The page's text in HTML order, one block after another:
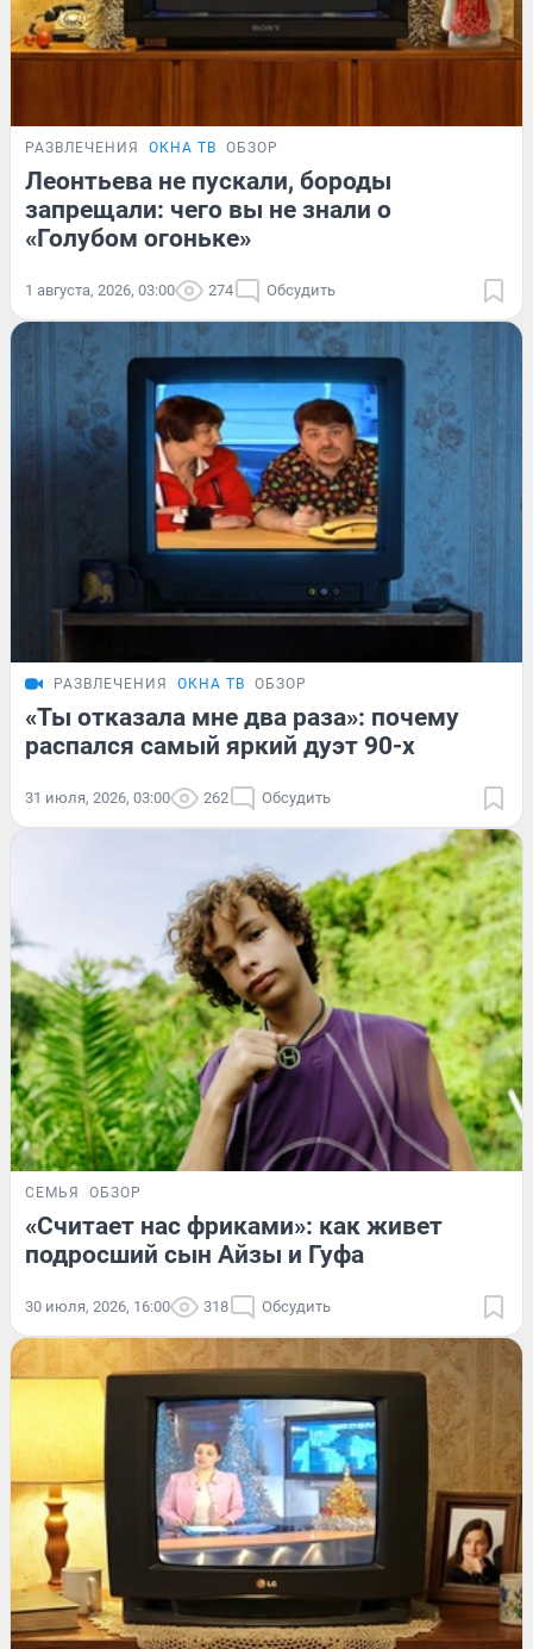
РАЗВЛЕЧЕНИЯ ОКНА ТВ ОБЗОР
Леонтьева не пускали, бороды
запрещали: чего вы не знали о
«Голубом огоньке»
1 августа, 2026, 03:00 274 Обсудить
РАЗВЛЕЧЕНИЯ ОКНА ТВ ОБЗОР
«Ты отказала мне два раза»: почему
распался самый яркий дуэт 90-х
31 июля, 2026, 03:00 262 Обсудить
СЕМЬЯ ОБЗОР
«Считает нас фриками»: как живет
подросший сын Айзы и Гуфа
30 июля, 2026, 16:00 318 Обсудить